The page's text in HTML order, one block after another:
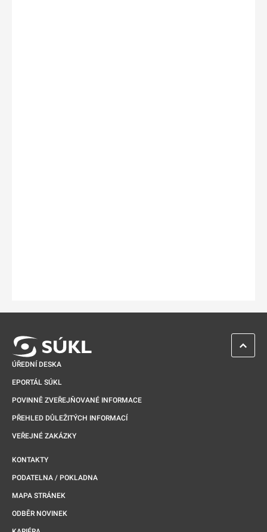
ÚŘEDNÍ DESKA
EPORTÁL SÚKL
POVINNĚ ZVEŘEJŇOVANÉ INFORMACE
PŘEHLED DŮLEŽITÝCH INFORMACÍ
VEŘEJNÉ ZAKÁZKY
KONTAKTY
PODATELNA / POKLADNA
MAPA STRÁNEK
ODBĚR NOVINEK
ZPĚT